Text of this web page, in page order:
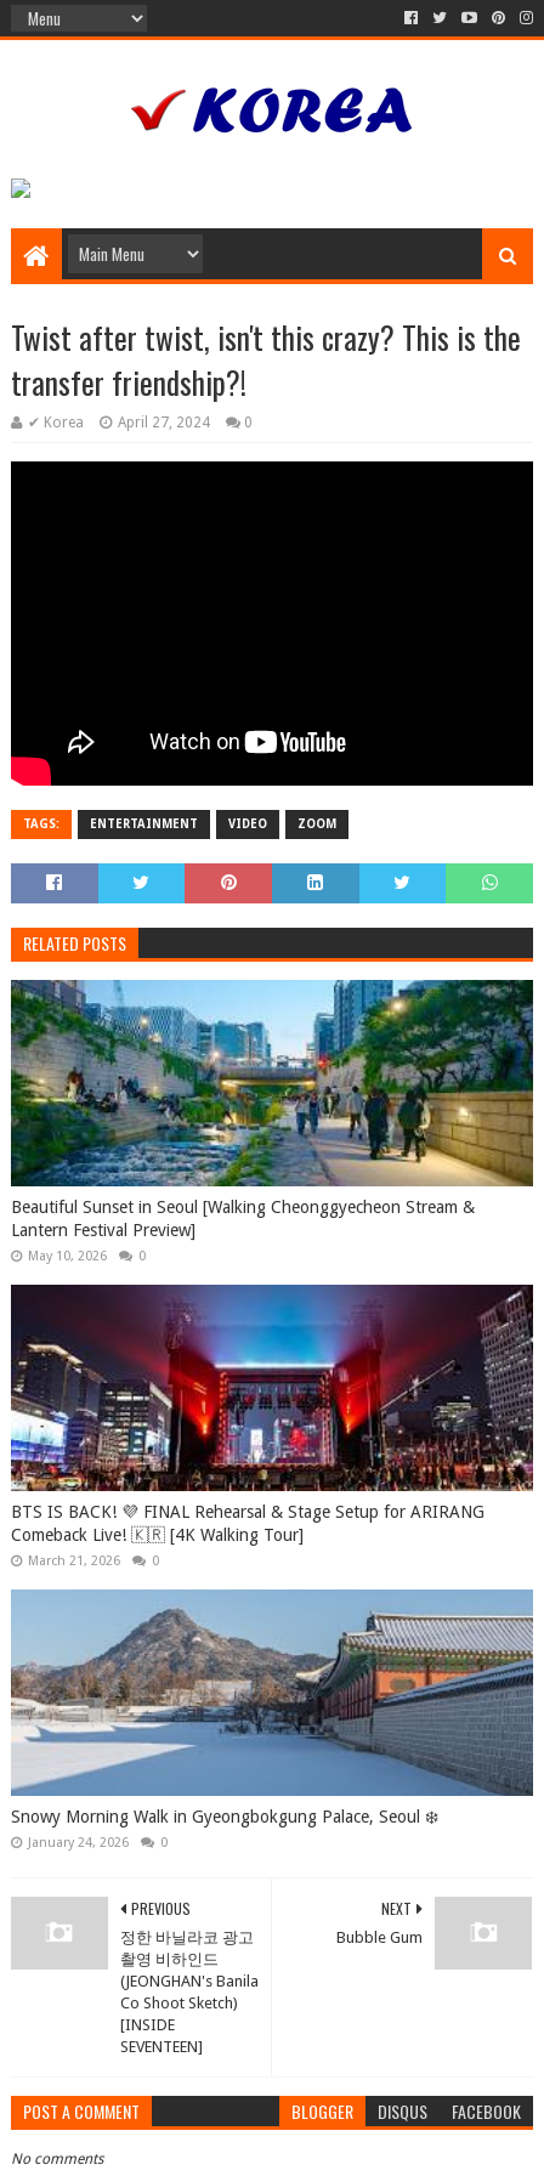
Twist after twist, isn't this crazy? This is the
transfer friendship?!
✔ Korea April 27, 2024 0
TAGS: ENTERTAINMENT VIDEO ZOOM
RELATED POSTS
Beautiful Sunset in Seoul [Walking Cheonggyecheon Stream &
Lantern Festival Preview]
May 10, 2026 0
BTS IS BACK! 💜 FINAL Rehearsal & Stage Setup for ARIRANG
Comeback Live! 🇰🇷 [4K Walking Tour]
March 21, 2026 0
Snowy Morning Walk in Gyeongbokgung Palace, Seoul ❄️
January 24, 2026 0
NEXT
Bubble Gum
PREVIOUS
정한 바닐라코 광고
촬영 비하인드
(JEONGHAN's Banila
Co Shoot Sketch)
[INSIDE
SEVENTEEN]
POST A COMMENT BLOGGER DISQUS FACEBOOK
No comments